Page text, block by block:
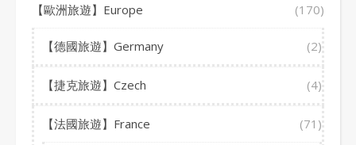
【歐洲旅遊】Europe (170)
【德國旅遊】Germany (2)
【捷克旅遊】Czech (4)
【法國旅遊】France (71)